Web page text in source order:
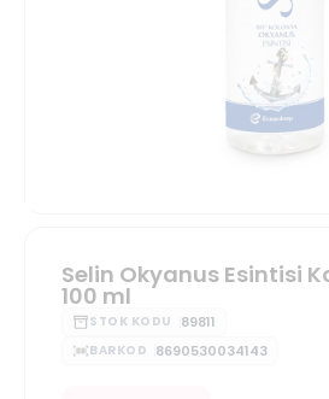
Selin Okyanus Esintisi
100 ml
STOK KODU 89811
BARKOD 8690530034143